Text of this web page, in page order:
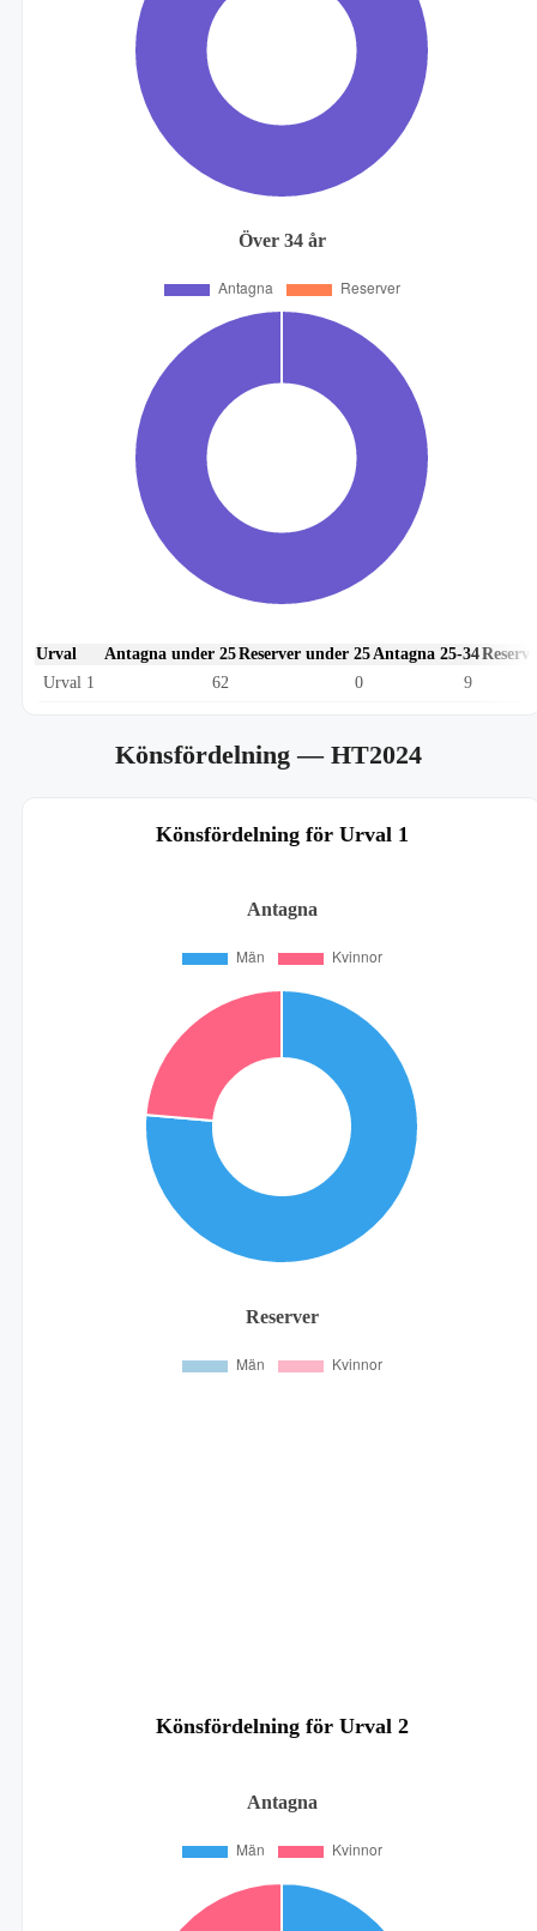
Över 34 år
Urval Antagna under 25Reserver under 25 Antagna 25-34
Urval 1
62 0 9
Könsfördelning— HT2024
Könsfördelning för Urval 1
Antagna
Reserver
Könsfördelning för Urval 2
Antagna